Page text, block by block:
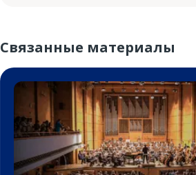
Связанные материалы